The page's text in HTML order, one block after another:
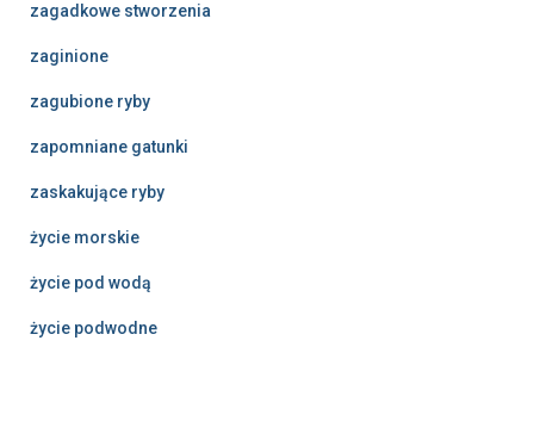
zagadkowe stworzenia
zaginione
zagubione ryby
zapomniane gatunki
zaskakujące ryby
życie morskie
życie pod wodą
życie podwodne